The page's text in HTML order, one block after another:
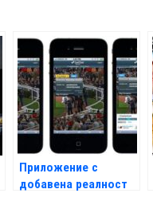
Приложение с
добавена реалност